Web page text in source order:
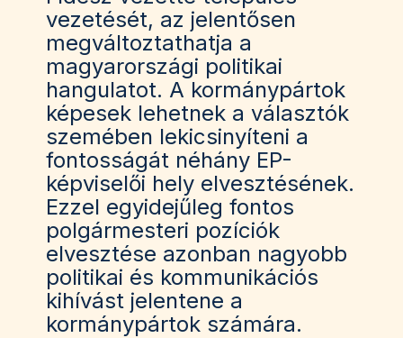
vezetését, az jelentősen
megváltoztathatja a
magyarországi politikai
hangulatot. A kormánypártok
képesek lehetnek a választók
szemében lekicsinyíteni a
fontosságát néhány EP-
képviselői hely elvesztésének.
Ezzel egyidejűleg fontos
polgármesteri pozíciók
elvesztése azonban nagyobb
politikai és kommunikációs
kihívást jelentene a
kormánypártok számára.